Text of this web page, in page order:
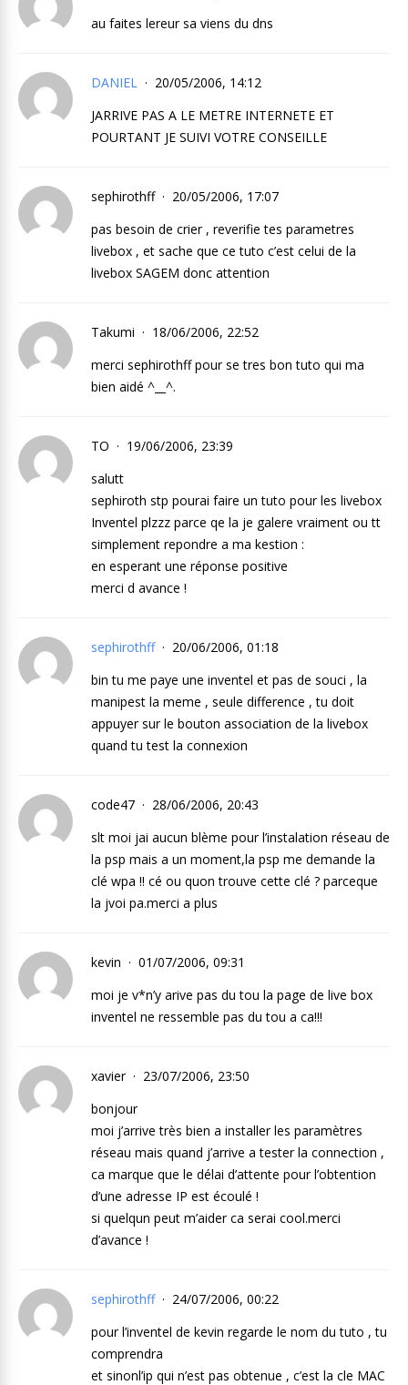
au faites lereur sa viens du dns
DANIEL
20/05/2006, 14:12
JARRIVE PAS A LE METRE INTERNETE ET
POURTANT JE SUIVI VOTRE CONSEILLE
sephirothff
20/05/2006, 17:07
pas besoin de crier , reverifie tes parametres
livebox , et sache que ce tuto c’est celui de la
livebox SAGEM donc attention
Takumi
18/06/2006, 22:52
merci sephirothff pour se tres bon tuto qui ma
bien aidé ^__^.
TO
19/06/2006, 23:39
salutt
sephiroth stp pourai faire un tuto pour les livebox
Inventel plzzz parce qe la je galere vraiment ou tt
simplement repondre a ma kestion :
en esperant une réponse positive
merci d avance !
sephirothff
20/06/2006, 01:18
bin tu me paye une inventel et pas de souci , la
manipest la meme , seule difference , tu doit
appuyer sur le bouton association de la livebox
quand tu test la connexion
code47
28/06/2006, 20:43
slt moi jai aucun blème pour l’instalation réseau de
la psp mais a un moment,la psp me demande la
clé wpa !! cé ou quon trouve cette clé ? parceque
la jvoi pa.merci a plus
kevin
01/07/2006, 09:31
moi je v*n’y arive pas du tou la page de live box
inventel ne ressemble pas du tou a ca!!!
xavier
23/07/2006, 23:50
bonjour
moi j’arrive très bien a installer les paramètres
réseau mais quand j’arrive a tester la connection ,
ca marque que le délai d’attente pour l’obtention
d’une adresse IP est écoulé !
si quelqun peut m’aider ca serai cool.merci
d’avance !
sephirothff
24/07/2006, 00:22
pour l’inventel de kevin regarde le nom du tuto , tu
comprendra
et sinonl’ip qui n’est pas obtenue , c’est la cle MAC